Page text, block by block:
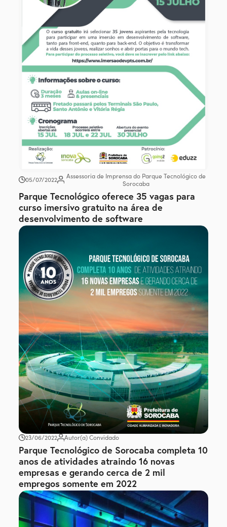
05/07/2022
Assessoria de Imprensa do Parque Tecnológico de
Sorocaba
Parque Tecnológico oferece 35 vagas para
curso imersivo gratuito na área de
desenvolvimento de software
23/06/2022 Autor(a) Convidado
Parque Tecnológico de Sorocaba completa 10
anos de atividades atraindo 16 novas
empresas e gerando cerca de 2 mil
empregos somente em 2022